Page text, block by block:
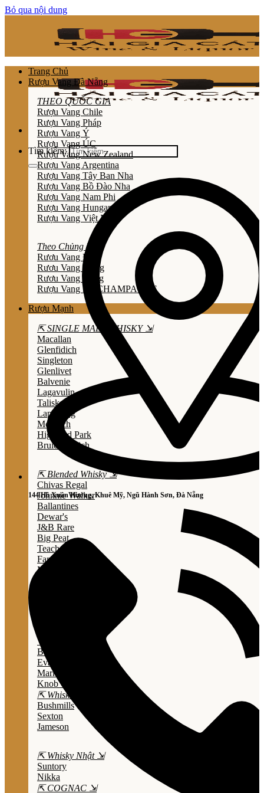
Bỏ qua nội dung
Tìm kiếm:
144 Hồ Xuân Hương, Khuê Mỹ, Ngũ Hành Sơn, Đà Nẵng
Trang Chủ
Rượu Vang Đà Nẵng
THEO QUỐC GIA
Rượu Vang Chile
Rượu Vang Pháp
Rượu Vang Ý
Rượu Vang ÚC
Rượu Vang New Zealand
Rượu Vang Argentina
Rượu Vang Tây Ban Nha
Rượu Vang Bồ Đào Nha
Rượu Vang Nam Phi
Rượu Vang Hungary
Rượu Vang Việt Nam
Theo Chủng Loại
Rươu Vang Đỏ
Rươu Vang Trắng
Rươu Vang Hồng
Rượu Vang Nổ/CHAMPAGNE
Rượu Mạnh
⇱ SINGLE MALT WHISKY ⇲
Macallan
Glenfidich
Singleton
Glenlivet
Balvenie
Lagavulin
Talisker
Laphroaig
Mortlach
Highland Park
Bruichladdich
⇱ Blended Whisky ⇲
Chivas Regal
Johnnie Walker
Ballantines
Dewar's
J&B Rare
Big Peat
Teacher's
Famous Grouse
Monkey Shouder
Wild Turkey
Bulleit Bourbon
Evan Williams
Marker's Mark
Knob Creek
⇱ Whiskey Ailen ⇲
Bushmills
Sexton
Jameson
⇱ Whisky Nhật ⇲
Suntory
Nikka
⇱ COGNAC ⇲